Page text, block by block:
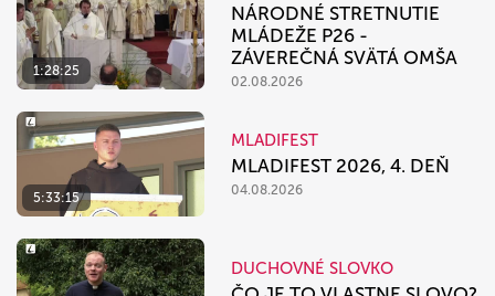
1:28:25
NÁRODNÉ STRETNUTIE
MLÁDEŽE P26 -
ZÁVEREČNÁ SVÄTÁ OMŠA
02.08.2026
5:33:15
MLADIFEST
MLADIFEST 2026, 4. DEŇ
04.08.2026
DUCHOVNÉ SLOVKO